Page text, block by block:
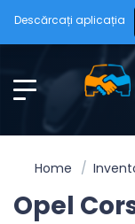
Descărcați aplicația
Home
Opel